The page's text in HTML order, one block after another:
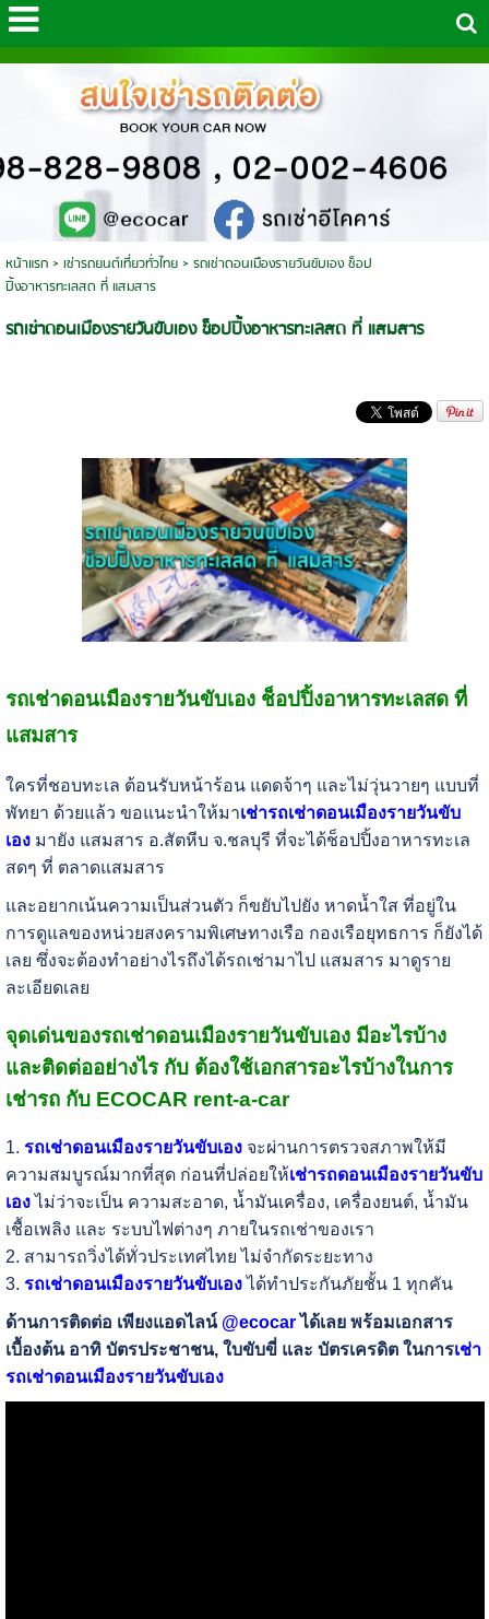
หน้าแรก> เช่ารถยนต์เที่ยวทั่วไทย> รถเช่าดอนเมืองรายวันขับเอง ช็อป
ปิ้งอาหารทะเลสด ที่ แสมสาร
รถเช่าดอนเมืองรายวันขับเอง ช็อปปิ้งอาหารทะเลสด ที่ แสมสาร
รถเช่าดอนเมืองรายวันขับเอง ช็อปปิ้งอาหารทะเลสด ที่
แสมสาร
ใครที่ชอบทะเล ต้อนรับหน้าร้อน แดดจ้าๆ และไม่วุ่นวายๆ แบบที่
พัทยา ด้วยแล้ว ขอแนะนำให้มาเช่ารถเช่าดอนเมืองรายวันขับ
เองมายัง แสมสาร อ.สัตหีบ จ.ชลบุรี ที่จะได้ช็อปปิ้งอาหารทะเล
สดๆ ที่ ตลาดแสมสาร
และอยากเน้นความเป็นส่วนตัว ก็ขยับไปยัง หาดน้ำใส ที่อยู่ใน
การดูแลของหน่วยสงครามพิเศษทางเรือ กองเรือยุทธการ ก็ยังได้
เลย ซึ่งจะต้องทำอย่างไรถึงได้รถเช่ามาไป แสมสาร มาดูราย
ละเอียดเลย
จุดเด่นของรถเช่าดอนเมืองรายวันขับเอง มีอะไรบ้าง
และติดต่ออย่างไร กับ ต้องใช้เอกสารอะไรบ้างในการ
เช่ารถ กับ ECOCAR rent-a-car
1. รถเช่าดอนเมืองรายวันขับเองจะผ่านการตรวจสภาพให้มี
ความสมบูรณ์มากที่สุด ก่อนที่ปล่อยให้เช่ารถดอนเมืองรายวันขับ
เองไม่ว่าจะเป็น ความสะอาด, น้ำมันเครื่อง, เครื่องยนต์, น้ำมัน
เชื้อเพลิง และ ระบบไฟต่างๆ ภายในรถเช่าของเรา
2. สามารถวิ่งได้ทั่วประเทศไทย ไม่จำกัดระยะทาง
3. รถเช่าดอนเมืองรายวันขับเองได้ทำประกันภัยชั้น 1 ทุกคัน
ด้านการติดต่อ เพียงแอดไลน์ @ecocarได้เลย พร้อมเอกสาร
เบื้องต้น อาทิ บัตรประชาชน, ใบขับขี่ และ บัตรเครดิต ในการเช่า
รถเช่าดอนเมืองรายวันขับเอง